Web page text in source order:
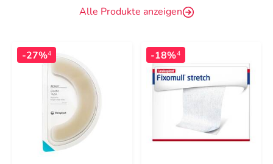
Alle Produkte anzeigen
-27%4 -18%4